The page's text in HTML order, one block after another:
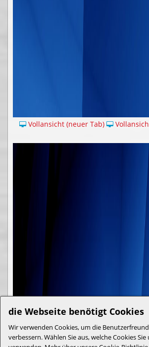
Vollansicht (neuer Tab)
die Webseite benötigt Cookies
Wir verwenden Cookies, um die
verbessern. Wählen Sie aus, welche Cookies